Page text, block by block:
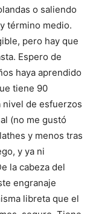
o saliendo
término medio.
pero hay que
Espero de
haya aprendido
tiene 90
de esfuerzos
(no me gustó
y menos tras
y ya ni
la cabeza del
engranaje
libreta que el